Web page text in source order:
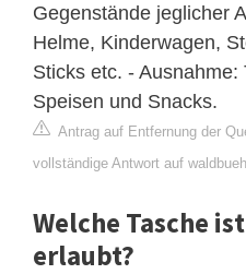
Gegenstände jeglicher
Helme, Kinderwagen,
Sticks etc. - Ausnahme:
Speisen und Snacks.
Antrag auf Entfernung der
vollständige Antwort auf
Welche Tasche
erlaubt?